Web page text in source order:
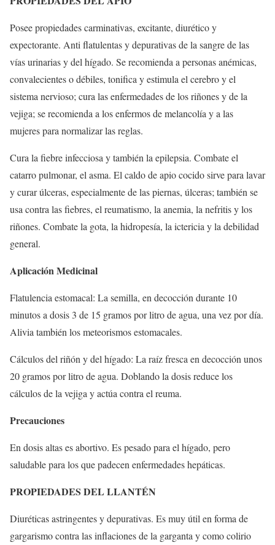
Posee propiedades carminativas, excitante, diurético y
expectorante. Anti flatulentas y depurativas de la sangre de las
vías urinarias y del hígado. Se recomienda a personas anémicas,
convalecientes o débiles, tonifica y estimula el cerebro y el
sistema nervioso; cura las enfermedades de los riñones y de la
vejiga; se recomienda a los enfermos de melancolía y a las
mujeres para normalizar las reglas.
Cura la fiebre infecciosa y también la epilepsia. Combate el
catarro pulmonar, el asma. El caldo de apio cocido sirve para lavar
y curar úlceras, especialmente de las piernas, úlceras; también se
usa contra las fiebres, el reumatismo, la anemia, la nefritis y los
riñones. Combate la gota, la hidropesía, la ictericia y la debilidad
general.
Aplicación Medicinal
Flatulencia estomacal: La semilla, en decocción durante 10
minutos a dosis 3 de 15 gramos por litro de agua, una vez por día.
Alivia también los meteorismos estomacales.
Cálculos del riñón y del hígado: La raíz fresca en decocción unos
20 gramos por litro de agua. Doblando la dosis reduce los
cálculos de la vejiga y actúa contra el reuma.
Precauciones
En dosis altas es abortivo. Es pesado para el hígado, pero
saludable para los que padecen enfermedades hepáticas.
PROPIEDADES DEL LLANTÉN
Diuréticas astringentes y depurativas. Es muy útil en forma de
gargarismo contra las inflaciones de la garganta y como colirio